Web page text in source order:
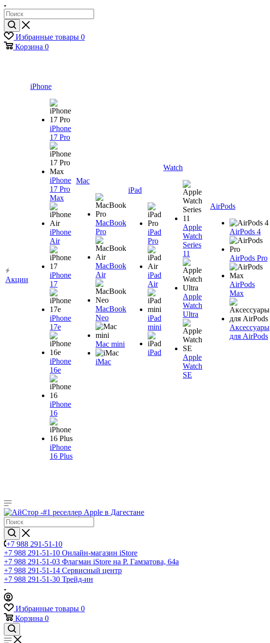
Избранные товары 0
Корзина 0
Акции
iPhone
iPhone
17 Pro
iPhone
17 Pro
Max
iPhone
Air
iPhone
17
iPhone
17e
iPhone
16e
iPhone
16
iPhone
16 Plus
Mac
MacBook
Pro
MacBook
Air
MacBook
Neo
Mac mini
iMac
iPad
iPad
Pro
iPad
Air
iPad
mini
iPad
Watch
Apple
Watch
Series
11
Apple
Watch
Ultra
Apple
Watch
SE
AirPods
AirPods 4
AirPods Pro
AirPods
Max
Аксессуары
для AirPods
+7 988 291-51-10
+7 988 291-51-10 Онлайн-магазин iStore
+7 988 291-51-03 Флагман iStore на Р. Гамзатова, 64а
+7 988 291-51-14 Сервисный центр
+7 988 291-51-30 Трейд-ин
Избранные товары 0
Корзина 0